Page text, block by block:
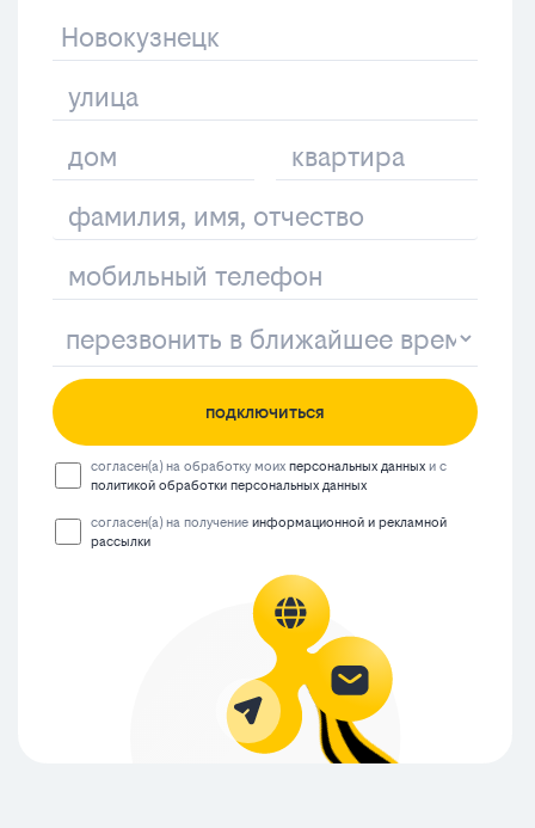
подключиться
согласен(а) на обработку моихперсональных данных и с
политикой обработки персональных данных
согласен(а) на получениеинформационной и рекламной
рассылки